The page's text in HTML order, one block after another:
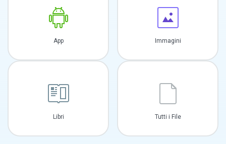
App Immagini
Libri Tutti i File